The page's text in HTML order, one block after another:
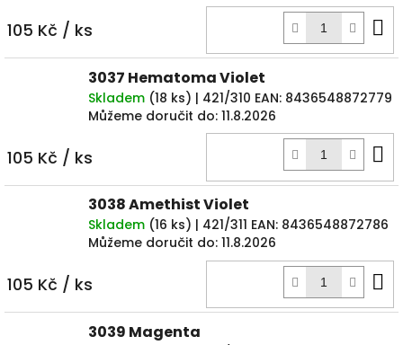
105 Kč / ks
3037 Hematoma Violet
Skladem (18 ks) | 421/310 EAN: 8436548872779
Můžeme doručit do: 11.8.2026
105 Kč / ks
3038 Amethist Violet
Skladem (16 ks) | 421/311 EAN: 8436548872786
Můžeme doručit do: 11.8.2026
105 Kč / ks
3039 Magenta